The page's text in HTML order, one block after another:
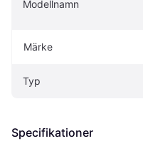
Modellnamn
Märke
Typ
Specifikationer